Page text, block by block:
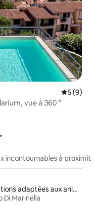
5 (9)
vue à 360 °
incontournables à
Locations adaptées aux animaux
Di Marinella